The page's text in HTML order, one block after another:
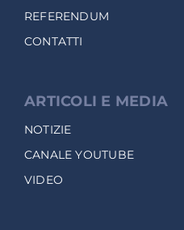
REFERENDUM
CONTATTI
ARTICOLI E MEDIA
NOTIZIE
CANALE YOUTUBE
VIDEO